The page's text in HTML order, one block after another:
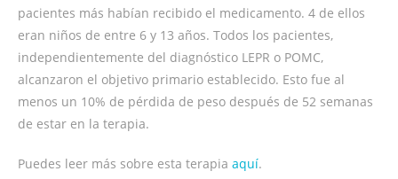
pacientes más habían recibido el medicamento. 4 de ellos
eran niños de entre 6 y 13 años. Todos los pacientes,
independientemente del diagnóstico LEPR o POMC,
alcanzaron el objetivo primario establecido. Esto fue al
menos un 10% de pérdida de peso después de 52 semanas
de estar en la terapia.
Puedes leer más sobre esta terapia aquí.